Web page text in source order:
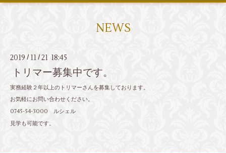
NEWS
2019 / 11 / 21 18:45
トリマー募集中です。
実務経験２年以上のトリマーさんを募集しております。
お気軽にお問い合わせください。
0745-54-3000 ルシェル
見学も可能です。